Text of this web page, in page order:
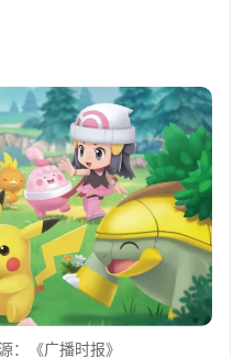
：《广播时报》